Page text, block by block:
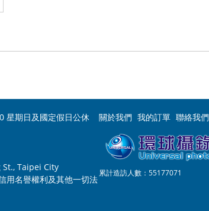
星期日及國定假日公休
St., Taipei City
用名譽權利及其他一切法
關於我們 我的訂單 聯絡我們
累計造訪人數：55177071